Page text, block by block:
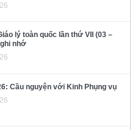
lý toàn quốc lần thứ VII (03 –
nhớ
Cầu nguyện với Kinh Phụng vụ